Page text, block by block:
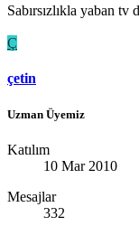
Sabırsızlıkla yaban
Ç
çetin
Uzman Üyemiz
Katılım
10 Mar 2010
Mesajlar
332